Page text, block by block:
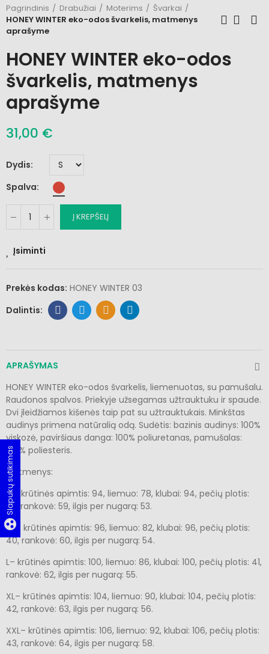
Pagrindinis Drabužiai Moterims
Švarkai
HONEY WINTER eko-odos švarkelis, matmenys
aprašyme
HONEY WINTER eko-odos
švarkelis, matmenys
aprašyme
31,00 €
Dydis
Spalva
Į KREPŠELĮ
Įsiminti
Prekės kodas: HONEY WINTER 03
APRAŠYMAS
HONEY WINTER eko-odos švarkelis, liemenuotas, su pamušalu.
Raudonos spalvos. Priekyje užsegamas užtrauktuku ir spaude.
Dvi įleidžiamos kišenės taip pat su užtrauktukais. Minkštas
audinys primena natūralią odą. Sudėtis: bazinis audinys: 100%
viskozė, paviršiaus danga: 100% poliuretanas, pamušalas:
100% poliesteris.
Matmenys:
S – krūtinės apimtis: 94, liemuo: 78, klubai: 94, pečių plotis:
39, rankovė: 59, ilgis per nugarą: 53.
M – krūtinės apimtis: 96, liemuo: 82, klubai: 96, pečių plotis:
40, rankovė: 60, ilgis per nugarą: 54.
L– krūtinės apimtis: 100, liemuo: 86, klubai: 100, pečių plotis: 41,
rankovė: 62, ilgis per nugarą: 55.
XL– krūtinės apimtis: 104, liemuo: 90, klubai: 104, pečių plotis:
42, rankovė: 63, ilgis per nugarą: 56.
XXL– krūtinės apimtis: 106, liemuo: 92, klubai: 106, pečių plotis:
43, rankovė: 64, ilgis per nugarą: 58.
group_work
Slapukų sutikimas